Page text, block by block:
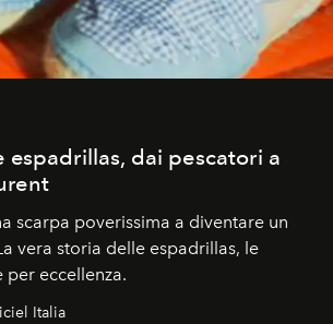
espadrillas, dai pescatori a
scarpa poverissima a diventare un
vera storia delle espadrillas, le
per eccellenza.
Italia